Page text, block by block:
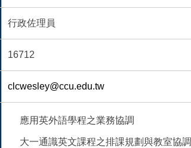
行政佐理員
16712
clcwesley@ccu.edu.tw
應用英外語學程之業務協調
大一通識英文課程之排課規劃與教室協調